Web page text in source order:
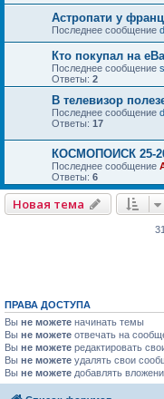
Астропати у
Последнее сообщение
Кто покупал на
Последнее сообщение
Ответы: 2
В телевизор
Последнее сообщение
Ответы: 17
КОСМОПОИСК 25-
Последнее сообщение
Ответы: 6
Новая тема
ПРАВА ДОСТУПА
Вы не можете начинать темы
Вы не можете отвечать на
Вы не можете редактировать
Вы не можете удалять свои
Вы не можете добавлять